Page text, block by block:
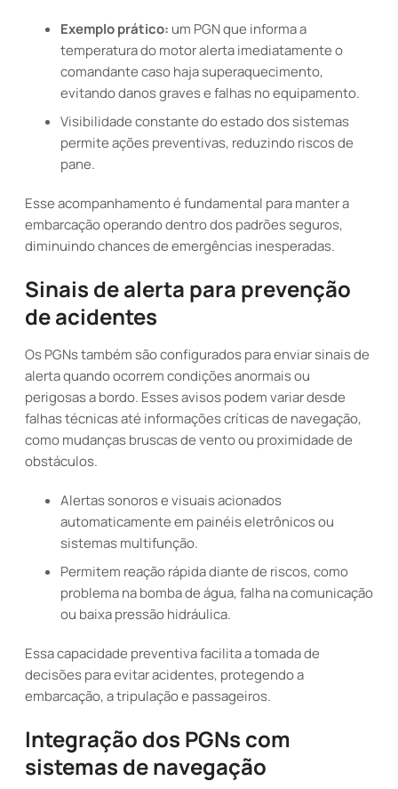
Exemplo prático: um PGN que informa a
temperatura do motor alerta imediatamente o
comandante caso haja superaquecimento,
evitando danos graves e falhas no equipamento.
Visibilidade constante do estado dos sistemas
permite ações preventivas, reduzindo riscos de
pane.
Esse acompanhamento é fundamental para manter a
embarcação operando dentro dos padrões seguros,
diminuindo chances de emergências inesperadas.
Sinais de alerta para prevenção
de acidentes
Os PGNs também são configurados para enviar sinais de
alerta quando ocorrem condições anormais ou
perigosas a bordo. Esses avisos podem variar desde
falhas técnicas até informações críticas de navegação,
como mudanças bruscas de vento ou proximidade de
obstáculos.
Alertas sonoros e visuais acionados
automaticamente em painéis eletrônicos ou
sistemas multifunção.
Permitem reação rápida diante de riscos, como
problema na bomba de água, falha na comunicação
ou baixa pressão hidráulica.
Essa capacidade preventiva facilita a tomada de
decisões para evitar acidentes, protegendo a
embarcação, a tripulação e passageiros.
Integração dos PGNs com
sistemas de navegação